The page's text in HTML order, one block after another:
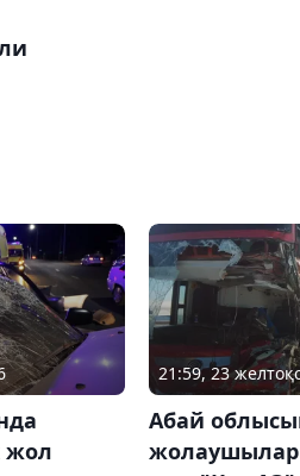
жол
21:59, 23
Абай
жолаушылар